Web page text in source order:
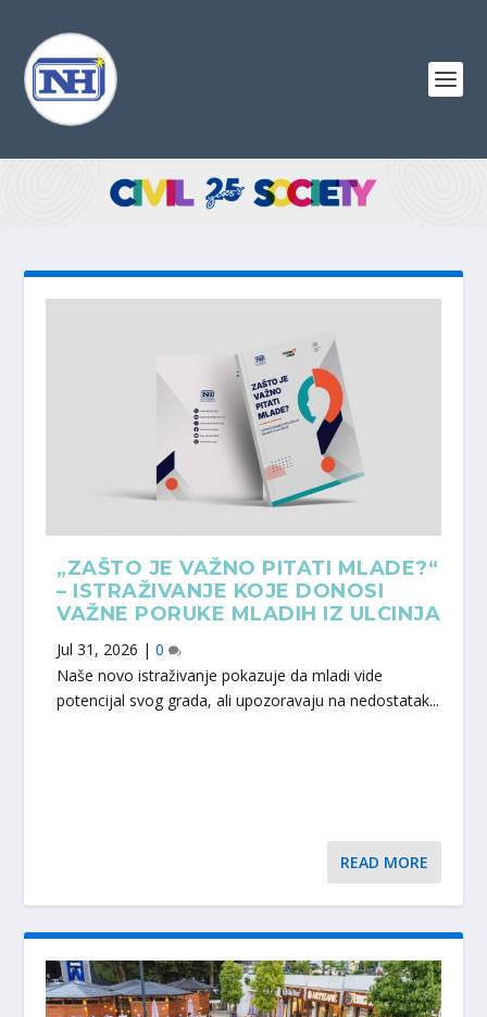
„ZAŠTO JE VAŽNO PITATI MLADE?“
– ISTRAŽIVANJE KOJE DONOSI
VAŽNE PORUKE MLADIH IZ ULCINJA
Jul 31, 2026 |0
Naše novo istraživanje pokazuje da mladi vide
potencijal svog grada, ali upozoravaju na nedostatak...
READ MORE